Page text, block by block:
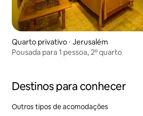
Quarto privativo ⋅ Jerusalém
Pousada para 1 pessoa, 2º quarto
Destinos para conhecer
Outros tipos de acomodações